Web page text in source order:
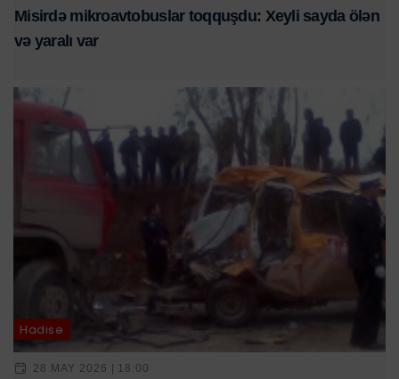
Misirdə mikroavtobuslar toqquşdu: Xeyli sayda ölən
və yaralı var
Hadisə
28 MAY 2026 | 18:00